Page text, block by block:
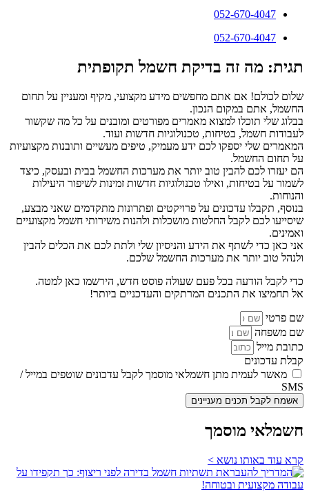
052-670-4047
052-670-4047
תגית: מה זה בדיקת חשמל תקופתית
שלום לכולם! אם אתם מחפשים מידע מקצועי, מקיף ומעניין על תחום
החשמל, אתם במקום הנכון.
בבלוג שלי תוכלו למצוא מאמרים מפורטים ומובנים על כל מה שקשור
לעבודות חשמל, בטיחות, טכנולוגיות חדשות ועוד.
המאמרים שלי יספקו לכם ידע מעמיק, טיפים מעשיים ותובנות מקצועיות
על תחום החשמל.
הם יעזרו לכם להבין טוב יותר את מערכות החשמל בבית ובעסק, כיצד
לשמור על בטיחות, ואילו טכנולוגיות חדשות זמינות לשיפור היעילות
והנוחות.
בנוסף, תקבלו עדכונים על פרויקטים ופתרונות מתקדמים שאני מבצע,
שיסייעו לכם לקבל החלטות מושכלות ולהנות משירותי חשמל מקצועיים
ואמינים.
אני כאן כדי לשתף את הידע והניסיון שלי ולתת לכם את הכלים להבין
ולנהל טוב יותר את מערכות החשמל שלכם.
כדי לקבל הודעה בכל פעם שעולה פוסט חדש, הירשמו כאן למטה.
אל תחמיצו את התכנים המרתקים והעדכניים ביותר!
שם פרטי
שם משפחה
כתובת מייל
קבלת עדכונים
מאשר לעמית מתן חשמלאי מוסמך לקבל עדכונים שוטפים במייל /
SMS
אשמח לקבל תכנים מעניינים
חשמלאי מוסמך
קרא עוד באותו נושא >